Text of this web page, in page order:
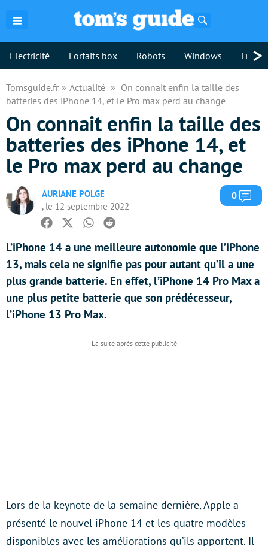
Electricité Forfaits box Robots Windows >
Tomsguide.fr Actualité
On connait enfin la taille des
batteries des iPhone 14, et le Pro max perd au change
On connait enfin la taille des
batteries des iPhone 14, et
le Pro max perd au change
AURIANE POLGE
, le 12 septembre 2022
0
Facebook
TwitterWhatsapp
Reddit
L’iPhone 14 a une meilleure autonomie que l’iPhone
13, mais cela ne signifie pas pour autant qu’il a une
plus grande batterie. En effet, l’iPhone 14 Pro Max a
une plus petite batterie que son prédécesseur,
l’iPhone 13 Pro Max.
Lors de la keynote de la semaine dernière, Apple a
présenté le nouvel iPhone 14 et les quatre modèles
disponibles avec les améliorations qu’ils apportent. Il